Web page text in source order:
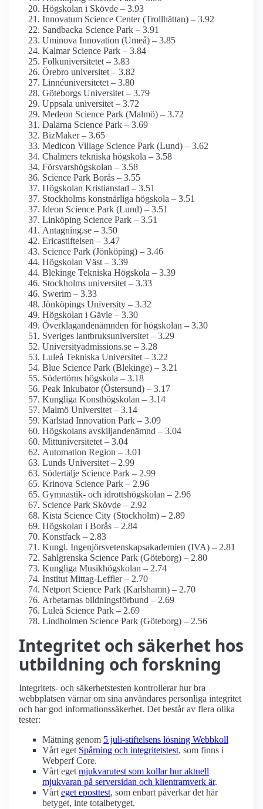
Högskolan i Skövde – 3.93
Innovatum Science Center (Trollhättan) – 3.92
Sandbacka Science Park – 3.91
Uminova Innovation (Umeå) – 3.85
Kalmar Science Park – 3.84
Folkuniversitetet – 3.83
Örebro universitet – 3.82
Linné­universitetet – 3.80
Göteborgs Universitet – 3.79
Uppsala universitet – 3.72
Medeon Science Park (Malmö) – 3.72
Dalarna Science Park – 3.69
BizMaker – 3.65
Medicon Village Science Park (Lund) – 3.62
Chalmers tekniska högskola – 3.58
Försvars­högskolan – 3.58
Science Park Borås – 3.55
Högskolan Kristianstad – 3.51
Stockholms konstnärliga högskola – 3.51
Ideon Science Park (Lund) – 3.51
Linköping Science Park – 3.51
Antagning.se – 3.50
Ericastiftelsen – 3.47
Science Park (Jönköping) – 3.46
Högskolan Väst – 3.39
Blekinge Tekniska Högskola – 3.39
Stockholms universitet – 3.33
Swerim – 3.33
Jönköpings University – 3.32
Högskolan i Gävle – 3.30
Överklagande­nämnden för högskolan – 3.30
Sveriges lantbruks­universitet – 3.29
University­admissions.se – 3.28
Luleå Tekniska Universitet – 3.22
Blue Science Park (Blekinge) – 3.21
Södertörns högskola – 3.18
Peak Inkubator (Östersund) – 3.17
Kungliga Konst­högskolan – 3.14
Malmö Universitet – 3.14
Karlstad Innovation Park – 3.09
Högskolans avskiljande­nämnd – 3.04
Mitt­universitetet – 3.04
Automation Region – 3.01
Lunds Universitet – 2.99
Södertälje Science Park – 2.99
Krinova Science Park – 2.96
Gymnastik- och idrotts­högskolan – 2.96
Science Park Skövde – 2.92
Kista Science City (Stockholm) – 2.89
Högskolan i Borås – 2.84
Konstfack – 2.83
Kungl. Ingenjörsvetenskapsakademien (IVA) – 2.81
Sahlgrenska Science Park (Göteborg) – 2.80
Kungliga Musik­högskolan – 2.74
Institut Mittag-Leffler – 2.70
Netport Science Park (Karlshamn) – 2.70
Arbetarnas bildningsförbund – 2.69
Luleå Science Park – 2.69
Lindholmen Science Park (Göteborg) – 2.56
Integritet och säkerhet hos
utbildning och forskning
Integritets- och säkerhetstesten kontrollerar hur bra
webbplatsen värnar om sina användares personliga integritet
och har god informations­säkerhet. Det består av flera olika
tester:
Mätning genom 5 juli-stiftelsens lösning Webbkoll
Vårt eget Spårning och integritetstest, som finns i
Webperf Core.
Vårt eget mjukvarutest som kollar hur aktuell
mjukvaran på serversidan och klient­ramverk är.
Vårt eget eposttest, som enbart påverkar det här
betyget, inte totalbetyget.